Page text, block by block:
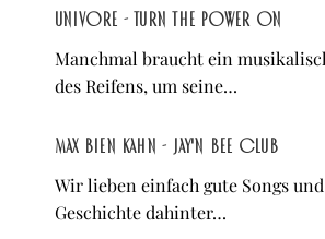
Univore - Turn the Power On
Manchmal braucht ein
des Reifens, um seine…
Max Bien Kahn - Jay'n Bee Club
Wir lieben einfach gute Songs
Geschichte dahinter…